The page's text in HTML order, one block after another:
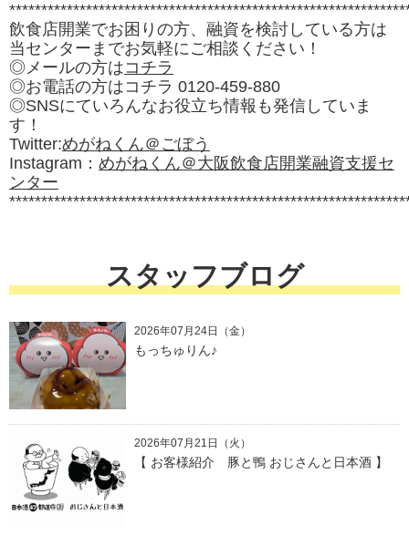
飲食店開業でお困りの方、融資を検討している方は
当センターまでお気軽にご相談ください！
◎メールの方はコチラ
◎お電話の方はコチラ 0120-459-880
◎SNSにていろんなお役立ち情報も発信していま
す！
Twitter:めがねくん＠ごぼう
Instagram： めがねくん＠大阪飲食店開業融資支援セ
ンター
スタッフブログ
2026年07月24日（金）
もっちゅりん♪
2026年07月21日（火）
【 お客様紹介 豚と鴨 おじさんと日本酒 】